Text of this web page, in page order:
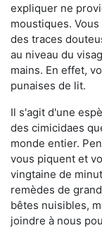
expliquer ne
moustiques.
des traces
au niveau du
mains. En effet,
punaises de lit.
Il s'agit d'une
des cimicidaes
monde entier.
vous piquent et
vingtaine de
remèdes de
bêtes nuisibles,
joindre à nous